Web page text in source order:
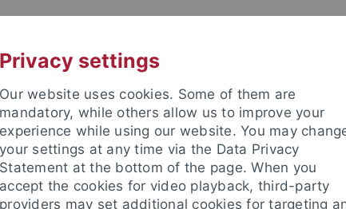
FORSCHUNG
Privacy settings
Our website uses cookies. Some of them are
mandatory, while others allow us to improve your
experience while using our website. You may
your settings at any time via the Data Privacy
Statement at the bottom of the page. When you
accept the cookies for video playback, third-party
providers may set additional cookies for targeting